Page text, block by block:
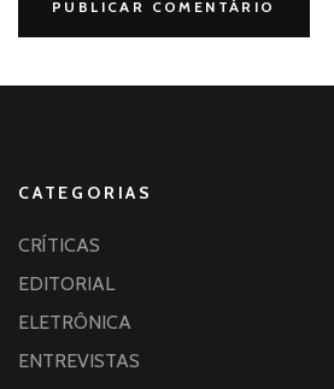
CATEGORIAS
CRÍTICAS
EDITORIAL
ELETRÔNICA
ENTREVISTAS